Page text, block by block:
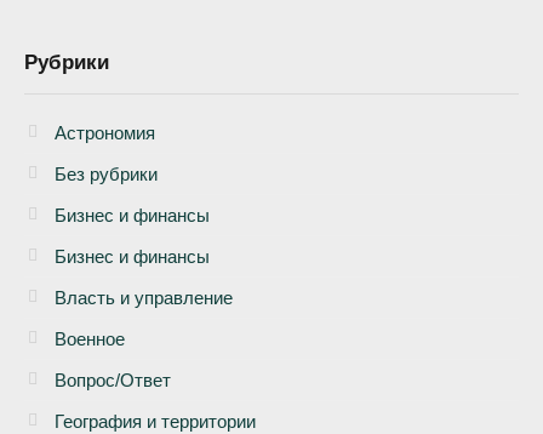
Рубрики
Астрономия
Без рубрики
Бизнеc и финансы
Бизнес и финансы
Власть и управление
Военное
Вопрос/Ответ
География и территории